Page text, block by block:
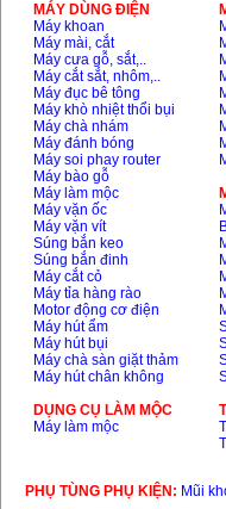
MÁY DÙNG ĐIỆN
Máy khoan
Máy mài, cắt
Máy cưa gỗ, sắt,..
Máy cắt sắt, nhôm,..
Máy đục bê tông
Máy khò nhiệt thổi bụi
Máy chà nhám
Máy đánh bóng
Máy soi phay router
Máy bào gỗ
Máy làm mộc
Máy vặn ốc
Máy vặn vít
Súng bắn keo
Súng bắn đinh
Máy cắt cỏ
Máy tỉa hàng rào
Motor động cơ điện
Máy hút ẩm
Máy hút bụi
Máy chà sàn giặt thảm
Máy hút chân không
DỤNG CỤ LÀM MỘC
Máy làm mộc
PHỤ TÙNG PHỤ KIỆN: Mũi